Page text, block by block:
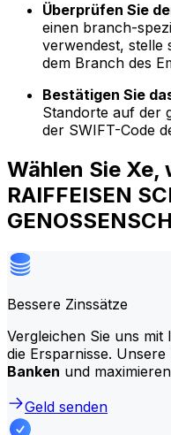
Überprüfen Sie
einen branch-
verwendest, stelle
dem Branch des
Bestätigen Sie
Standorte auf der
der SWIFT-Code
Wählen Sie Xe,
RAIFFEISEN
Bessere Zinssätze
Vergleichen Sie uns
die Ersparnisse. Unsere
Banken und
Geld senden